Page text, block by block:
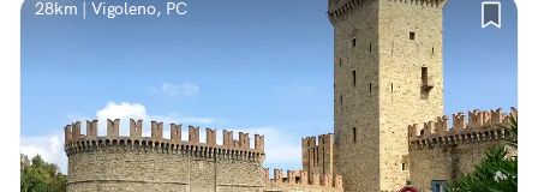
28km | Vigoleno, PC